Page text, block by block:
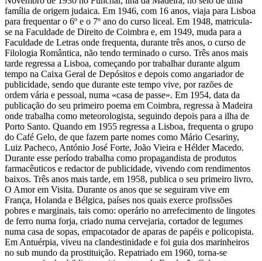
família de origem judaica. Em 1946, com 16 anos, viaja para Lisboa
para frequentar o 6º e o 7º ano do curso liceal. Em 1948, matricula-
se na Faculdade de Direito de Coimbra e, em 1949, muda para a
Faculdade de Letras onde frequenta, durante três anos, o curso de
Filologia Romântica, não tendo terminado o curso. Três anos mais
tarde regressa a Lisboa, começando por trabalhar durante algum
tempo na Caixa Geral de Depósitos e depois como angariador de
publicidade, sendo que durante este tempo vive, por razões de
ordem vária e pessoal, numa «casa de passe». Em 1954, data da
publicação do seu primeiro poema em Coimbra, regressa à Madeira
onde trabalha como meteorologista, seguindo depois para a ilha de
Porto Santo. Quando em 1955 regressa a Lisboa, frequenta o grupo
do Café Gelo, de que fazem parte nomes como Mário Cesariny,
Luiz Pacheco, António José Forte, João Vieira e Hélder Macedo.
Durante esse período trabalha como propagandista de produtos
farmacêuticos e redactor de publicidade, vivendo com rendimentos
baixos. Três anos mais tarde, em 1958, publica o seu primeiro livro,
O Amor em Visita. Durante os anos que se seguiram vive em
França, Holanda e Bélgica, países nos quais exerce profissões
pobres e marginais, tais como: operário no arrefecimento de lingotes
de ferro numa forja, criado numa cervejaria, cortador de legumes
numa casa de sopas, empacotador de aparas de papéis e policopista.
Em Antuérpia, viveu na clandestinidade e foi guia dos marinheiros
no sub mundo da prostituição. Repatriado em 1960, torna-se